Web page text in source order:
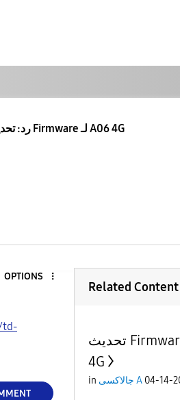
رد: تحديث Firmware لـ A06 4G
OPTIONS
Related Content
تحديث Firmware لـ A06
4G
in جالاكسى A 04-14-